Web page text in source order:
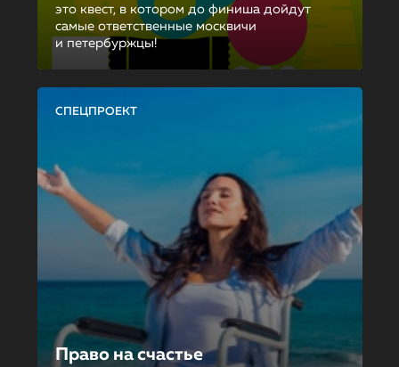
это квест, в котором до финиша дойдут
самые ответственные москвичи
и петербуржцы!
СПЕЦПРОЕКТ
Право на счастье